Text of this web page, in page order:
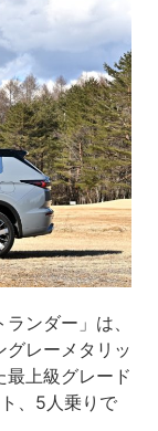
ンダー」は、
グレーメタリッ
上級グレード
、5人乗りで